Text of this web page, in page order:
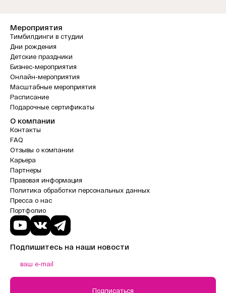
Мероприятия
Тимбилдинги в студии
Дни рождения
Детские праздники
Бизнес-мероприятия
Онлайн-мероприятия
Масштабные мероприятия
Расписание
Подарочные сертификаты
О компании
Контакты
FAQ
Отзывы о компании
Карьера
Партнеры
Правовая информация
Политика обработки персональных данных
Пресса о нас
Портфолио
Подпишитесь на наши новости
Подписаться